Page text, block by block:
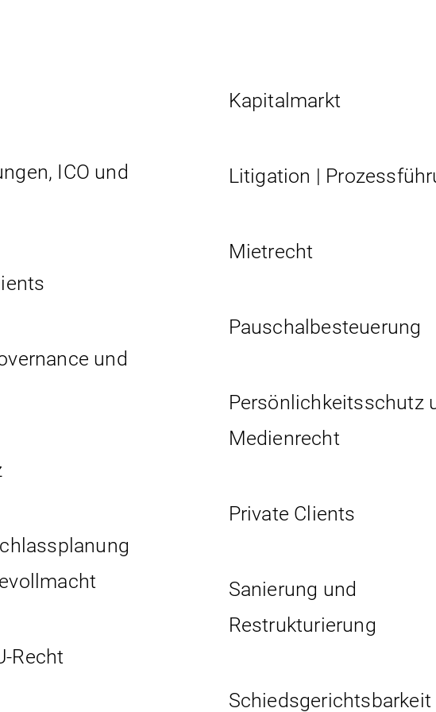
ICO und
und
Recht
Kapitalmarkt
Litigation |
Mietrecht
Pauschalbesteuerung
Persönlichkeits­schutz
Medienrecht
Private Clients
Sanierung und
Restrukturierung
Schiedsgerichtsbarkeit